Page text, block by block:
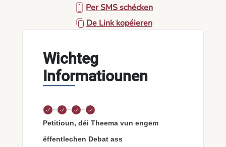
Per SMS schécken
De Link kopéieren
Wichteg
Informatiounen
Petitioun, déi Theema vun engem
ëffentlechen Debat ass